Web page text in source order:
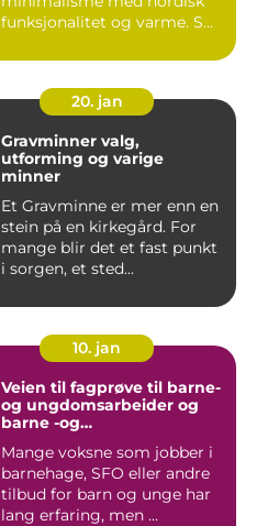
funksjonalitet og varme. S...
20. jan
Gravminner valg,
utforming og varige
minner
Et Gravminne er mer enn en
stein på en kirkegård. For
mange blir det et fast punkt
i sorgen, et sted...
10. jan
Veien til fagprøve til barne-
og ungdomsarbeider og
barne -og
Mange voksne som jobber i
barnehage, SFO eller andre
tilbud for barn og unge har
lang erfaring, men ...